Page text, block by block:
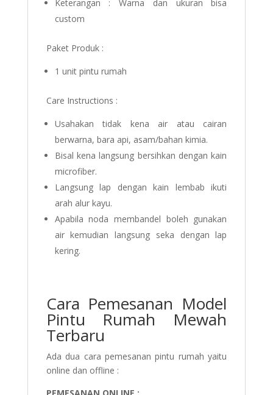
Keterangan : Warna dan ukuran bisa
custom
Paket Produk :
1 unit pintu rumah
Care Instructions :
Usahakan tidak kena air atau cairan
berwarna, bara api, asam/bahan kimia.
Bisal kena langsung bersihkan dengan kain
microfiber.
Langsung lap dengan kain lembab ikuti
arah alur kayu.
Apabila noda membandel boleh gunakan
air kemudian langsung seka dengan lap
kering.
Cara Pemesanan Model
Pintu Rumah Mewah
Terbaru
Ada dua cara pemesanan pintu rumah yaitu
online dan offline :